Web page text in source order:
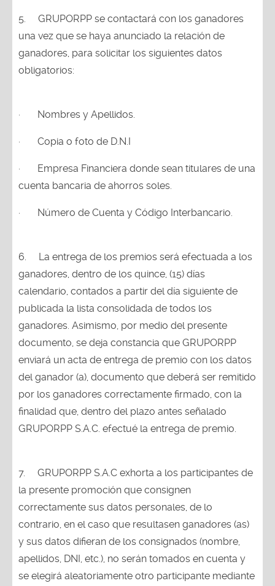
5. GRUPORPP se contactará con los ganadores
una vez que se haya anunciado la relación de
ganadores, para solicitar los siguientes datos
obligatorios:
· Nombres y Apellidos.
· Copia o foto de D.N.I
· Empresa Financiera donde sean titulares de una
cuenta bancaria de ahorros soles.
· Número de Cuenta y Código Interbancario.
6. La entrega de los premios será efectuada a los
ganadores, dentro de los quince, (15) días
calendario, contados a partir del día siguiente de
publicada la lista consolidada de todos los
ganadores. Asimismo, por medio del presente
documento, se deja constancia que GRUPORPP
enviará un acta de entrega de premio con los datos
del ganador (a), documento que deberá ser remitido
por los ganadores correctamente firmado, con la
finalidad que, dentro del plazo antes señalado
GRUPORPP S.A.C. efectué la entrega de premio.
7. GRUPORPP S.A.C exhorta a los participantes de
la presente promoción que consignen
correctamente sus datos personales, de lo
contrario, en el caso que resultasen ganadores (as)
y sus datos difieran de los consignados (nombre,
apellidos, DNI, etc.), no serán tomados en cuenta y
se elegirá aleatoriamente otro participante mediante